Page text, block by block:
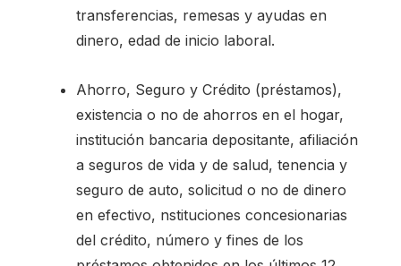
transferencias, remesas y ayudas en
dinero, edad de inicio laboral.
Ahorro, Seguro y Crédito (préstamos),
existencia o no de ahorros en el hogar,
institución bancaria depositante, afiliación
a seguros de vida y de salud, tenencia y
seguro de auto, solicitud o no de dinero
en efectivo, nstituciones concesionarias
del crédito, número y fines de los